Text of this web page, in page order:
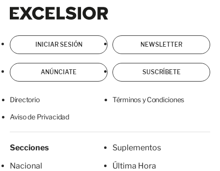
INICIAR SESIÓN NEWSLETTER
ANÚNCIATE SUSCRÍBETE
Directorio Términos y Condiciones
Aviso de Privacidad
Secciones
Nacional
Suplementos
Última Hora